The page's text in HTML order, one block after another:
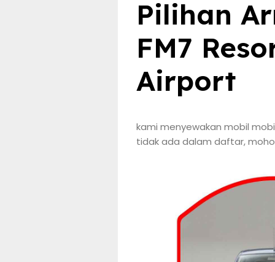
Pilihan
FM7
Airport
kami menyewakan mobil
tidak ada dalam daftar,